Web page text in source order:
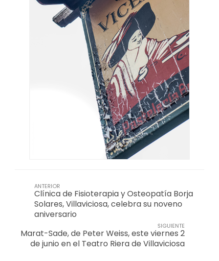
ANTERIOR
Clínica de Fisioterapia y Osteopatía Borja
Solares, Villaviciosa, celebra su noveno
aniversario
SIGUIENTE
Marat-Sade, de Peter Weiss, este viernes 2
de junio en el Teatro Riera de Villaviciosa